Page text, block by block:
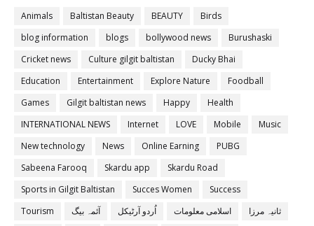
Animals Baltistan Beauty BEAUTY
Birds
blog information
blogs bollywood news
Burushaski
Cricket news
Culture gilgit baltistan
Ducky Bhai
Education
Entertainment Explore Nature
Foodball
Games
Gilgit baltistan news Happy
Health
INTERNATIONAL NEWS
Internet LOVE Mobile
Music
New technology
News Online Earning
PUBG
Sabeena Farooq
Skardu app
Skardu Road
Sports in Gilgit Baltistan
Succes Women
Success
Tourism
آئمہ بیگ اُردو آرٹیکل اسلامی معلومات
ثانیہ مرزا